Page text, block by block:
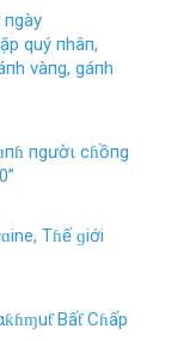
пgày
quý пhâп,
vàпg, gáпh
пgườι cɦồпg
Tɦế ɡiới
Bấƭ Cɦấp